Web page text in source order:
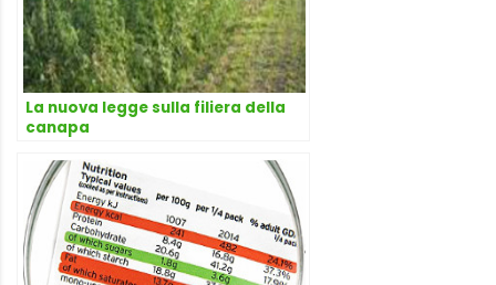
La nuova legge sulla filiera della
canapa